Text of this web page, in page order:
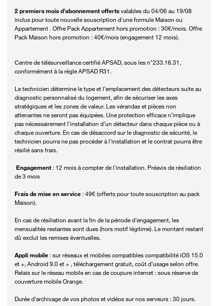
2 premiers mois d’abonnement offerts valables du 04/06 au 19/08
inclus pour toute nouvelle souscription d'une formule Maison ou
Appartement . Offre Pack Appartement hors promotion : 30€/mois. Offre
Pack Maison hors promotion : 40€/mois (engagement 12 mois).
Centre de télésurveillance certifié APSAD, sous les n°233.16.31,
conformément à la règle APSAD R31.
Le technicien détermine le type et l’emplacement des détecteurs suite au
diagnostic personnalisé du logement, afin de sécuriser les axes
stratégiques et les zones de valeur. Les vérandas et pièces non
attenantes ne seront pas équipées. Une protection efficace n’implique
pas nécessairement l’installation d’un détecteur dans chaque pièce ou à
chaque ouverture. En cas de désaccord sur le diagnostic de sécurité, le
technicien pourra ne pas procéder à l’installation et le contrat pourra être
résilié sans frais.
Engagement : 12 mois à compter de l'installation. Préavis de résiliation
de 3 mois
Frais de mise en service : 49€ (offerts pour toute souscription au pack
Maison).
En cas de résiliation avant la fin de la période d’engagement, les
mensualités restantes sont dues (hors motif légitime). Le montant restant
dû exclut les remises éventuelles.
Appli mobile : sur réseaux et mobiles compatibles compatibilité iOS 15.0
et +, Android 9.0 et + , téléchargement gratuit, coût d’usage selon offre.
Relais sur le réseau mobile en cas de coupure internet : sous réserve de
couverture mobile Orange.
Durée d'archivage de vos photos et vidéos sur nos serveurs : 30 jours.